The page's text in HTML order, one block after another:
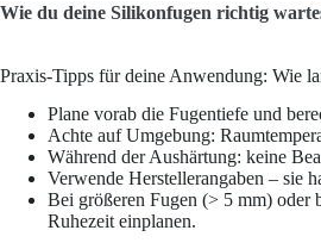
Wie du deine Silikonfugen richtig
Praxis-Tipps für deine Anwendung: Wie
Plane vorab die Fugentiefe und
Achte auf Umgebung:
Während der Aushärtung: keine
Verwende Herstellerangaben – sie
Bei größeren Fugen (> 5 mm) oder
Ruhezeit einplanen.